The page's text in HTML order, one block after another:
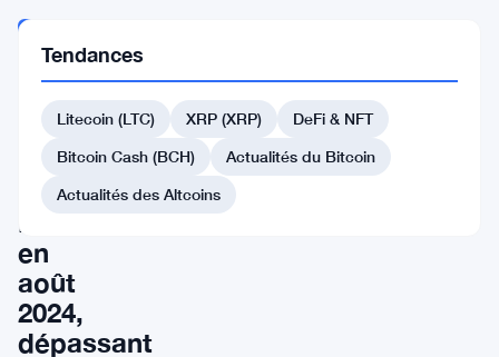
DU BITCOIN
Platforms
produit
322
Bitcoin
en
août
2024,
dépassant
Tendances
Litecoin (LTC) XRP (XRP)
DeFi & NFT
Bitcoin Cash (BCH)
Actualités du Bitcoin
Actualités des Altcoins